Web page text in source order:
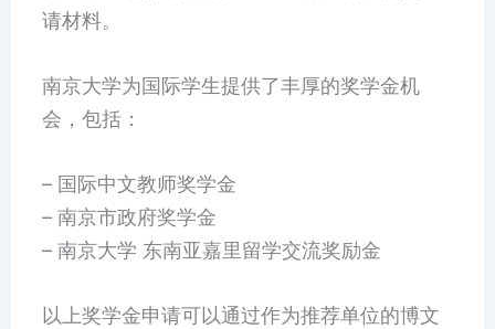
请材料。
南京大学为国际学生提供了丰厚的奖学金机
会，包括：
– 国际中文教师奖学金
– 南京市政府奖学金
– 南京大学 东南亚嘉里留学交流奖励金
以上奖学金申请可以通过作为推荐单位的博文